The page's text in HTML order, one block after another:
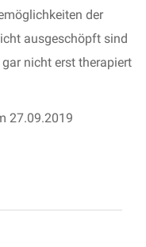
der
ausgeschöpft sind
nicht erst therapiert
27.09.2019